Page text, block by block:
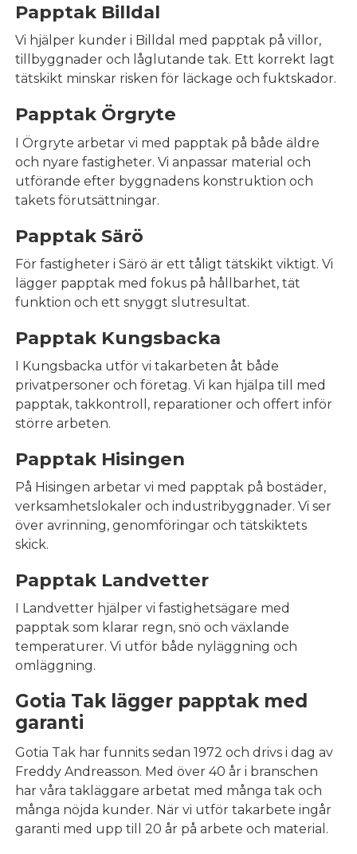
Papptak Billdal
Vi hjälper kunder i Billdal med papptak på villor,
tillbyggnader och låglutande tak. Ett korrekt lagt
tätskikt minskar risken för läckage och fuktskador.
Papptak Örgryte
I Örgryte arbetar vi med papptak på både äldre
och nyare fastigheter. Vi anpassar material och
utförande efter byggnadens konstruktion och
takets förutsättningar.
Papptak Särö
För fastigheter i Särö är ett tåligt tätskikt viktigt. Vi
lägger papptak med fokus på hållbarhet, tät
funktion och ett snyggt slutresultat.
Papptak Kungsbacka
I Kungsbacka utför vi takarbeten åt både
privatpersoner och företag. Vi kan hjälpa till med
papptak, takkontroll, reparationer och offert inför
större arbeten.
Papptak Hisingen
På Hisingen arbetar vi med papptak på bostäder,
verksamhetslokaler och industribyggnader. Vi ser
över avrinning, genomföringar och tätskiktets
skick.
Papptak Landvetter
I Landvetter hjälper vi fastighetsägare med
papptak som klarar regn, snö och växlande
temperaturer. Vi utför både nyläggning och
omläggning.
Gotia Tak lägger papptak med
garanti
Gotia Tak har funnits sedan 1972 och drivs i dag av
Freddy Andreasson. Med över 40 år i branschen
har våra takläggare arbetat med många tak och
många nöjda kunder. När vi utför takarbete ingår
garanti med upp till 20 år på arbete och material.